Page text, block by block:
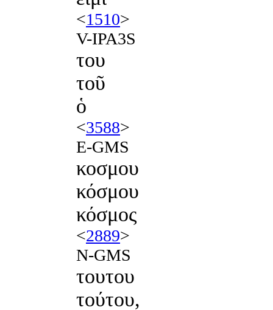
<1510>
V-IPA3S
του
τοῦ
ὁ
<3588>
E-GMS
κοσμου
κόσμου
κόσμος
<2889>
N-GMS
τουτου
τούτου,